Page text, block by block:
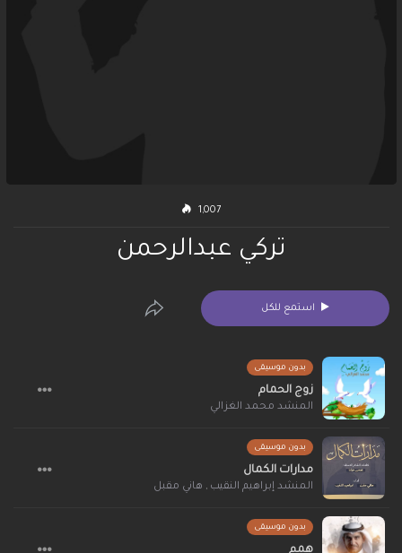
1,007
تركي عبدالرحمن
استمع للكل
بدون موسيقى
زوج الحمام
المنشد محمد الغزالي
بدون موسيقى
مدارات الكمال
المنشد إبراهيم النقيب , هاني مقبل
بدون موسيقى
همم